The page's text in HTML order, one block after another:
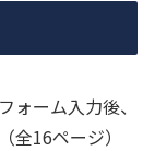
ーム入力後、
16ページ）